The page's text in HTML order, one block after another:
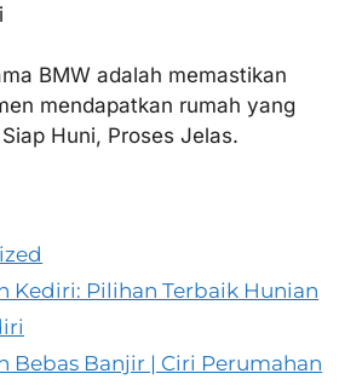
BMW adalah memastikan
mendapatkan rumah yang
Huni, Proses Jelas.
Kediri: Pilihan Terbaik Hunian
Bebas Banjir | Ciri Perumahan